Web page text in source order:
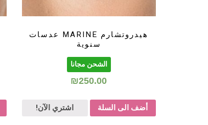
هيدروتشارم MARINE عدسات
سنوية
الشحن مجانا
₪250.00
أضف الى السلة اشتري الآن!